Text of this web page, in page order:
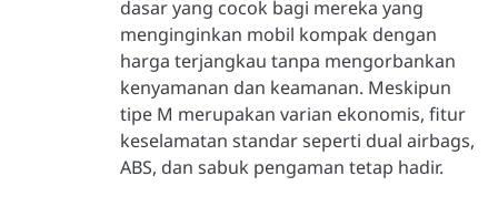
dasar yang cocok bagi mereka yang
menginginkan mobil kompak dengan
harga terjangkau tanpa mengorbankan
kenyamanan dan keamanan. Meskipun
tipe M merupakan varian ekonomis, fitur
keselamatan standar seperti dual airbags,
ABS, dan sabuk pengaman tetap hadir.